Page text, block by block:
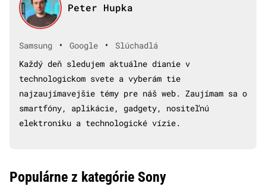
Peter Hupka
Samsung • Google •
Slúchadlá
Každý deň sledujem aktuálne dianie v
technologickom svete a vyberám tie
najzaujímavejšie témy pre náš web. Zaujímam sa o
smartfóny, aplikácie, gadgety, nositeľnú
elektroniku a technologické vízie.
Populárne z kategórie Sony